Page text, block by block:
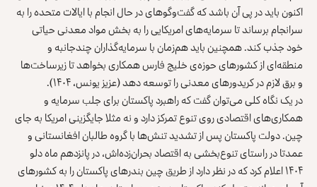
اکنون باید در پی آن باشد که گفت‌وگوهای در حال انجام با ایالات متحده را به
سرانجام برساند تا سرمایه‌های امریکایی را به بخش مواد معدنی حیاتی
خود جذب کند. همچنین باید هم‌زمان با سرمایه‌گذاران چندجانبه و
منطقه‌ای از کشورهای حوزه‌ی خلیج فارس همکاری بخواهد تا زیرساخت‌ها
و برق لازم در کریدورهای معدنی را توسعه دهد (عزیز یونس، ۱۴۰۴).
در یک نگاه کلی می‌توان گفت که راهبرد پاکستان برای جلب سرمایه و
همکاری‌های اقتصادی روی تنوع تمرکز دارد و نه مثلا جایگزینی امریکا به‌ جای
چین. دولت پاکستان پس از تشدید تنش‌ها با گروه طالبان افغانستانی و
عمدتا در راستای تنوع‌بخشی به اقتصاد بحران‌زده‌اش، در پانزدهم ماه دلو
۱۴۰۴ اعلام کرد که در نظر دارد از طریق چین بندرهای پاکستان را به کشورهای